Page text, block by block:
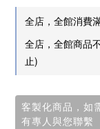
全店，全館消費
全店，全館商品
止)
客製化商品，如
有專人與您聯繫